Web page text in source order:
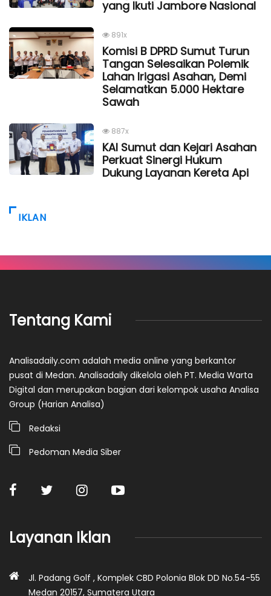
yang Ikuti Jambore Nasional
891x
Komisi B DPRD Sumut Turun
Tangan Selesaikan Polemik
Lahan Irigasi Asahan, Demi
Selamatkan 5.000 Hektare
Sawah
887x
KAI Sumut dan Kejari Asahan
Perkuat Sinergi Hukum
Dukung Layanan Kereta Api
IKLAN
Tentang Kami
Analisadaily.com adalah media online yang berkantor
pusat di Medan. Analisadaily dikelola oleh PT. Media Warta
Digital dan merupakan bagian dari kelompok usaha Analisa
Group (Harian Analisa)
Redaksi
Pedoman Media Siber
Layanan Iklan
Jl. Padang Golf , Komplek CBD Polonia Blok DD No.54-55
Medan 20157, Sumatera Utara